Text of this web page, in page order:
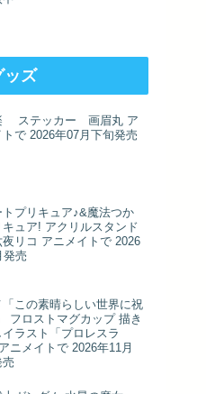
ッズ
ステッカー 画眉丸 ア
トで 2026年07月下旬発売
トプリキュア♪&魔法つか
キュア! アクリルスタンド
リコ アニメイトで 2026
発売
「この素晴らしい世界に祝
フロストマグカップ 描き
ラスト「プロレスラ
ニメイトで 2026年11月